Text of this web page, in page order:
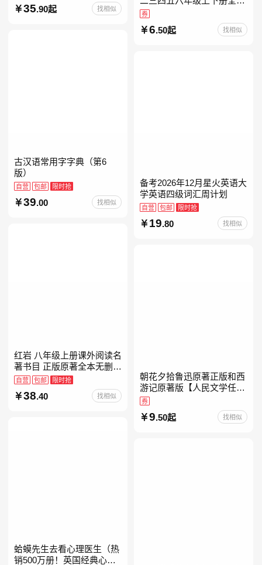
35.90起 找相似
人教版读读童谣和儿歌小鲤
鱼跳龙门和大人一起读中国
古代寓言安徒生童话学生阅
券
6.50起 找相似
古汉语常用字字典（第6
版）
自营 包邮 限时抢
39.00 找相似
备考2026年12月星火英语大
学英语四级词汇周计划
自营 包邮 限时抢
19.80 找相似
红岩 八年级上册课外阅读名
著书目 正版原著全本无删减
罗广斌杨益言著爱国主义红
色经典书籍初中生课外书中
国青年出版社
自营 包邮 限时抢
38.40 找相似
朝花夕拾鲁迅原著正版和西
游记原著版【人民文学任
选】七年级上册全新升级新
增思维导图必读正版课外书
初中名著语文书目初一课外
券
9.50起 找相似
蛤蟆先生去看心理医生（热
销500万册！英国经典心理